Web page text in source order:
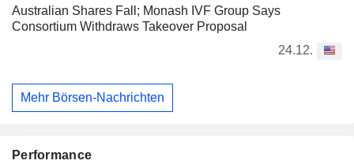
Australian Shares Fall; Monash IVF Group Says
Consortium Withdraws Takeover Proposal
24.12.
Mehr Börsen-Nachrichten
Performance